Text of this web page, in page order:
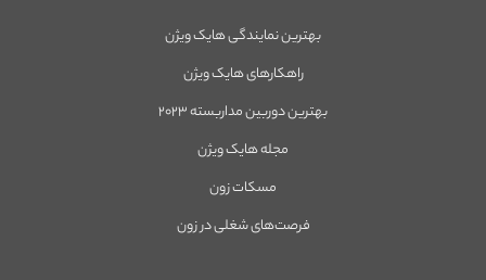
بهترین نمایندگی هایک ویژن
راهکارهای هایک ویژن
بهترین دوربین مداربسته ۲۰۲۳
مجله هایک ویژن
مسکات زون
فرصت‌های شغلی در زون